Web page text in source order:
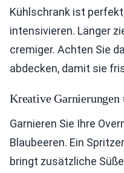
Kühlschrank ist
intensivieren. Länger
cremiger. Achten Sie
abdecken, damit sie
Kreative Garnierungen
Garnieren Sie Ihre
Blaubeeren. Ein
bringt zusätzliche